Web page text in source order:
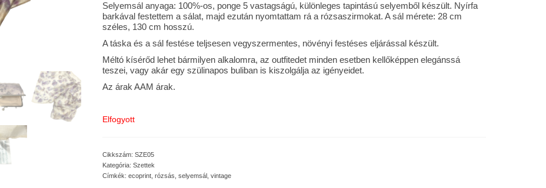
Selyemsál anyaga: 100%-os, ponge 5 vastagságú, különleges tapintású selyemből készült. Nyírfa
barkával festettem a sálat, majd ezután nyomtattam rá a rózsaszirmokat. A sál mérete: 28 cm
széles, 130 cm hosszú.
A táska és a sál festése teljsesen vegyszermentes, növényi festéses eljárással készült.
Méltó kísérőd lehet bármilyen alkalomra, az outfitedet minden esetben kellőképpen elegánssá
teszei, vagy akár egy szülinapos buliban is kiszolgálja az igényeidet.
Az árak AAM árak.
Elfogyott
Cikkszám: SZE05
Kategória: Szettek
Címkék: ecoprint, rózsás selyemsál, vintage